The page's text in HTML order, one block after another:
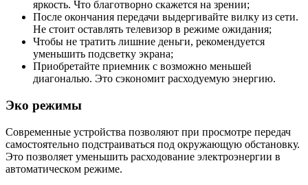
яркость. Что благотворно скажется на зрении;
После окончания передачи выдергивайте вилку из сети.
Не стоит оставлять телевизор в режиме ожидания;
Чтобы не тратить лишние деньги, рекомендуется
уменьшить подсветку экрана;
Приобретайте приемник с возможно меньшей
диагональю. Это сэкономит расходуемую энергию.
Эко режимы
Современные устройства позволяют при просмотре передач
самостоятельно подстраиваться под окружающую обстановку.
Это позволяет уменьшить расходование электроэнергии в
автоматическом режиме.